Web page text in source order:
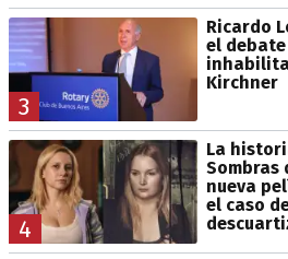
3
Ricardo
el
Kirchner
4
La
Sombras
nueva
el caso